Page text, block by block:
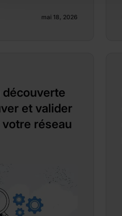
mai 18, 2026
et valider
réseau